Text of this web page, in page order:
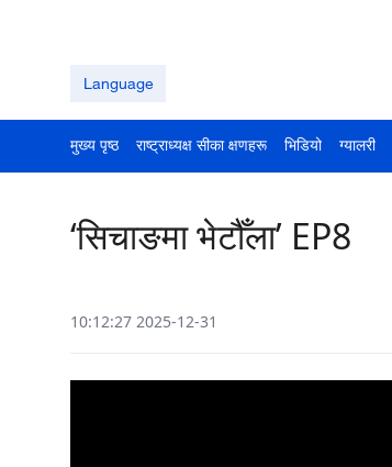
Language
मुख्य पृष्ठ राष्ट्राध्यक्ष सीका क्षणहरू भिडियो ग्यालरी
‘सिचाङमा भेटौँला’ EP8
10:12:27 2025-12-31